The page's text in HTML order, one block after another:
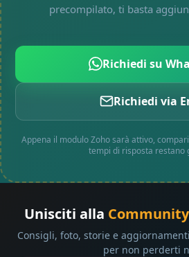
precompilato, ti basta
Richiedi su
Richiedi via
Appena il modulo Zoho sarà attivo,
tempi di risposta restano
Unisciti alla
Consigli, foto, storie e
per non perderti